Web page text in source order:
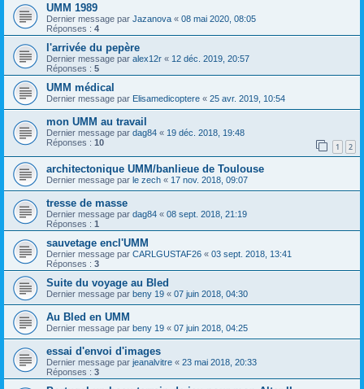
UMM 1989
Dernier message par Jazanova « 08 mai 2020, 08:05
Réponses : 4
l'arrivée du pepère
Dernier message par alex12r « 12 déc. 2019, 20:57
Réponses : 5
UMM médical
Dernier message par Elisamedicoptere « 25 avr. 2019, 10:54
mon UMM au travail
Dernier message par dag84 « 19 déc. 2018, 19:48
Réponses : 10 1 2
architectonique UMM/banlieue de Toulouse
Dernier message par le zech « 17 nov. 2018, 09:07
tresse de masse
Dernier message par dag84 « 08 sept. 2018, 21:19
Réponses : 1
sauvetage encl'UMM
Dernier message par CARLGUSTAF26 « 03 sept. 2018, 13:41
Réponses : 3
Suite du voyage au Bled
Dernier message par beny 19 « 07 juin 2018, 04:30
Au Bled en UMM
Dernier message par beny 19 « 07 juin 2018, 04:25
essai d'envoi d'images
Dernier message par jeanalvitre « 23 mai 2018, 20:33
Réponses : 3